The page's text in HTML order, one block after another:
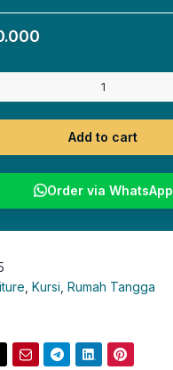
Add to cart
Order via WhatsApp
Kursi Rumah Tangga